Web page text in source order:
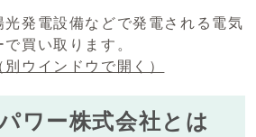
光発電設備などで発電される電気
買い取ります。
別ウインドウで開く）
ワー株式会社とは